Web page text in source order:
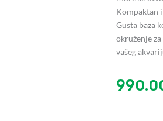
Kompaktan
Gusta baza
okruženje
vašeg